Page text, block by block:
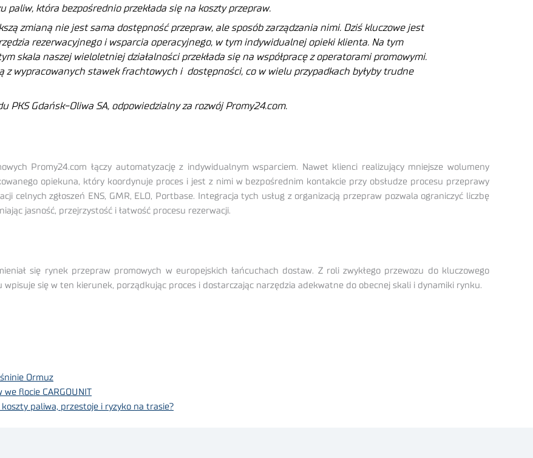
paliw, która bezpośrednio przekłada się na koszty przepraw.
zmianą nie jest sama dostępność przepraw, ale sposób zarządzania nimi. Dziś kluczowe jest
rezerwacyjnego i wsparcia operacyjnego, w tym indywidualnej opieki klienta. Na tym
skala naszej wieloletniej działalności przekłada się na współpracę z operatorami promowymi.
z wypracowanych stawek frachtowych i dostępności, co w wielu przypadkach byłyby trudne
PKS Gdańsk-Oliwa SA, odpowiedzialny za rozwój Promy24.com.
Promy24.com łączy automatyzację z indywidualnym wsparciem. Nawet klienci realizujący mniejsze wolumeny
opiekuna, który koordynuje proces i jest z nimi w bezpośrednim kontakcie przy obsłudze procesu przeprawy
celnych zgłoszeń ENS, GMR, ELO, Portbase. Integracja tych usług z organizacją przepraw pozwala ograniczyć liczbę
jasność, przejrzystość i łatwość procesu rezerwacji.
się rynek przepraw promowych w europejskich łańcuchach dostaw. Z roli zwykłego przewozu do kluczowego
wpisuje się w ten kierunek, porządkując proces i dostarczając narzędzia adekwatne do obecnej skali i dynamiki rynku.
Ormuz
flocie CARGOUNIT
paliwa, przestoje i ryzyko na trasie?